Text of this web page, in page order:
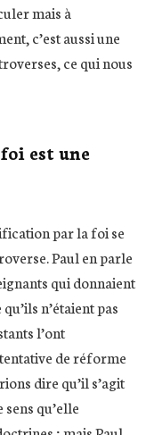
mais à
c’est aussi une
ce qui nous
est une
par la foi se
Paul en parle
qui donnaient
n’étaient pas
l’ont
de réforme
dire qu’il s’agit
sens qu’elle